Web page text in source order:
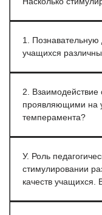
1. Познавательную
учащихся
2.
проявляющими на
темперамента?
У. Роль
стимулировании
качеств учащихся.